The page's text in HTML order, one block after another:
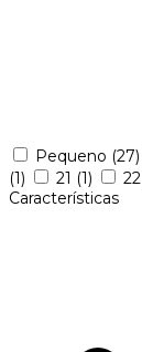
Pequeno (27)
(1)
21 (1) 22
Características